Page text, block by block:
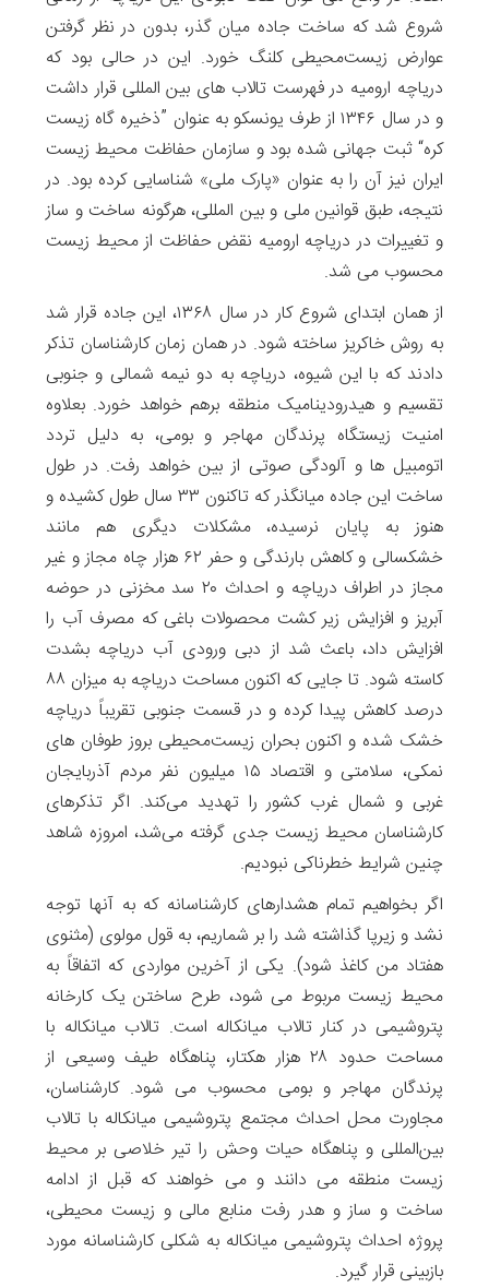
شروع شد که ساخت جاده میان گذر، بدون در نظر گرفتن
عوارض زیست‌محیطی کلنگ خورد. این در حالی بود که
دریاچه ارومیه در فهرست تالاب های بین المللی قرار داشت
و در سال ۱۳۴۶ از طرف یونسکو به عنوان ”ذخیره گاه‌ زیست‌
کره“ ثبت جهانی شده بود و سازمان حفاظت محیط زیست
ایران نیز آن را به عنوان «پارک ملی» شناسایی کرده بود. در
نتیجه، طبق قوانین ملی و بین المللی، هرگونه ساخت و ساز
و تغییرات در دریاچه ارومیه نقض حفاظت از محیط زیست
محسوب می شد.
از همان ابتدای شروع کار در سال ۱۳۶۸، این جاده قرار شد
به روش خاکریز ساخته شود. در همان زمان کارشناسان تذکر
دادند که با این شیوه، دریاچه به دو نیمه شمالی و جنوبی
تقسیم و هیدرودینامیک منطقه برهم خواهد خورد. بعلاوه
امنیت زیستگاه پرندگان مهاجر و بومی، به دلیل تردد
اتومبیل ها و آلودگی صوتی از بین خواهد رفت. در طول
ساخت این جاده میانگذر که تاکنون ۳۳ سال طول کشیده و
هنوز به پایان نرسیده، مشکلات دیگری هم مانند
خشکسالی و کاهش بارندگی و حفر ۶۲ هزار چاه مجاز و غیر
مجاز در اطراف دریاچه و احداث ۲۰ سد مخزنی در حوضه
آبریز و افزایش زیر کشت محصولات باغی که مصرف آب را
افزایش داد، باعث شد از دبی ورودی آب دریاچه بشدت
کاسته شود. تا جایی که اکنون مساحت دریاچه به میزان ۸۸
درصد کاهش پیدا کرده و در قسمت جنوبی تقریباً دریاچه
خشک شده و اکنون بحران زیست‌محیطی بروز طوفان های
نمکی، سلامتی و اقتصاد ۱۵ میلیون نفر مردم آذربایجان
غربی و شمال غرب کشور را تهدید می‌کند. اگر تذکرهای
کارشناسان محیط زیست جدی گرفته می‌شد، امروزه شاهد
چنین شرایط خطرناکی نبودیم.
اگر بخواهیم تمام هشدارهای کارشناسانه که به آنها توجه
نشد و زیرپا گذاشته شد را بر شماریم، به قول مولوی (مثنوی
هفتاد من کاغذ شود). یکی از آخرین مواردی که اتفاقاً به
محیط زیست مربوط می شود، طرح ساختن یک کارخانه
پتروشیمی در کنار تالاب میانکاله است. تالاب میانکاله با
مساحت حدود ۲۸ هزار هکتار، پناهگاه طیف وسیعی از
پرندگان مهاجر و بومی محسوب می‌ شود. کارشناسان،
مجاورت محل احداث مجتمع پتروشیمی میانکاله با تالاب
بین‌‌المللی و پناهگاه حیات وحش را تیر خلاصی بر محیط
زیست منطقه می دانند و می خواهند که قبل از ادامه
ساخت ‌و ساز و هدر رفت منابع مالی و زیست ‌محیطی،
پروژه احداث پتروشیمی میانکاله به شکلی کارشناسانه مورد
بازبینی قرار گیرد.